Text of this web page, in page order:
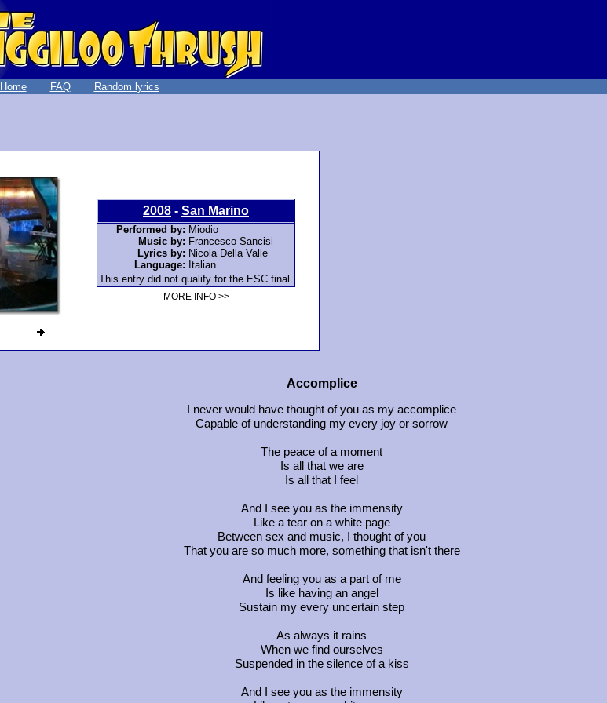
Home FAQ Random lyrics
2008 - San Marino
Performed by: Miodio
Music by: Francesco Sancisi
Lyrics by: Nicola Della Valle
Language: Italian
This entry did not qualify for the ESC final.
MORE INFO >>
Accomplice
I never would have thought of you as my accomplice
Capable of understanding my every joy or sorrow
The peace of a moment
Is all that we are
Is all that I feel
And I see you as the immensity
Like a tear on a white page
Between sex and music, I thought of you
That you are so much more, something that isn't there
And feeling you as a part of me
Is like having an angel
Sustain my every uncertain step
As always it rains
When we find ourselves
Suspended in the silence of a kiss
And I see you as the immensity